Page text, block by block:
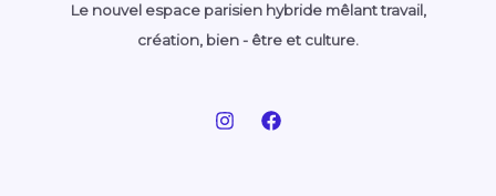
Le nouvel espace parisien hybride mêlant travail,
création, bien - être et culture.